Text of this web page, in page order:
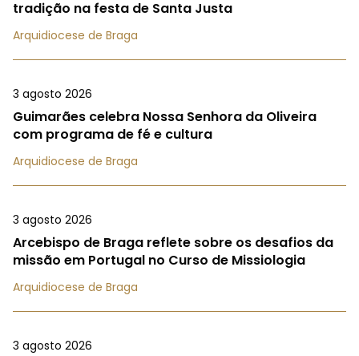
tradição na festa de Santa Justa
Arquidiocese de Braga
3 agosto 2026
Guimarães celebra Nossa Senhora da Oliveira
com programa de fé e cultura
Arquidiocese de Braga
3 agosto 2026
Arcebispo de Braga reflete sobre os desafios da
missão em Portugal no Curso de Missiologia
Arquidiocese de Braga
3 agosto 2026